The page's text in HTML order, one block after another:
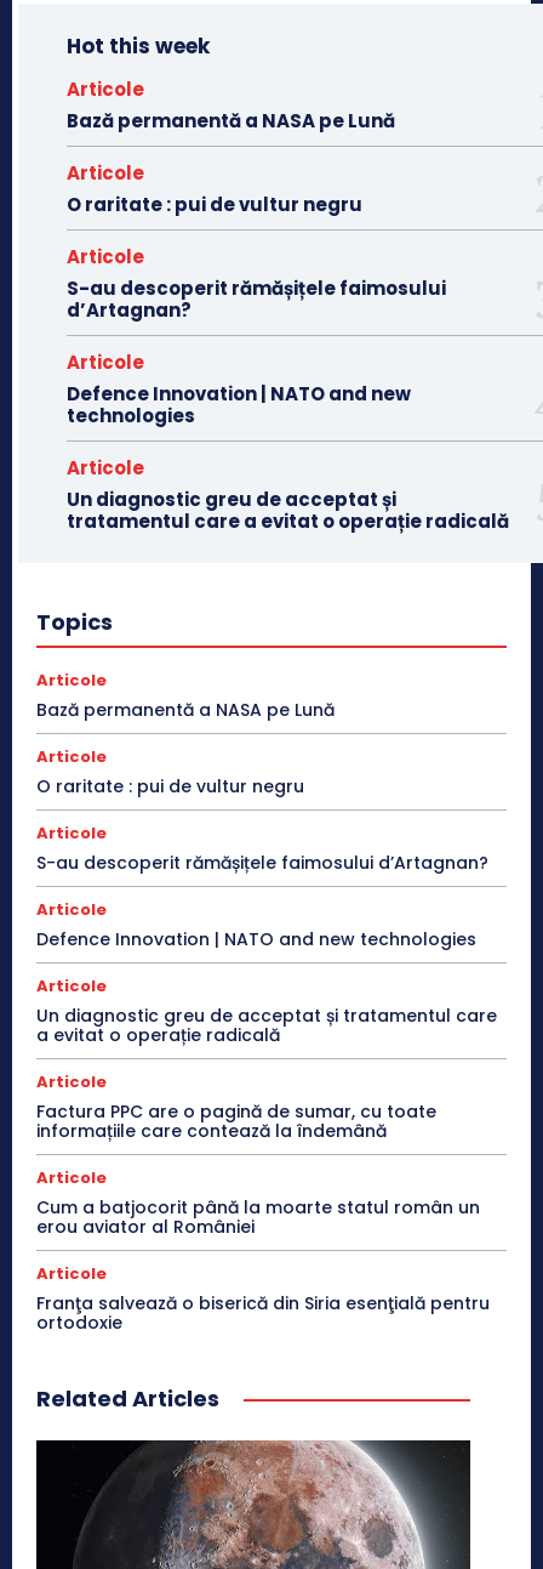
Hot this week
Articole
Bază permanentă a NASA pe Lună
Articole
O raritate : pui de vultur negru
Articole
S-au descoperit rămășițele faimosului
d’Artagnan?
Articole
Defence Innovation | NATO and new
technologies
Articole
Un diagnostic greu de acceptat și
tratamentul care a evitat o operație radicală
Topics
Articole
Bază permanentă a NASA pe Lună
Articole
O raritate : pui de vultur negru
Articole
S-au descoperit rămășițele faimosului d’Artagnan?
Articole
Defence Innovation | NATO and new technologies
Articole
Un diagnostic greu de acceptat și tratamentul care
a evitat o operație radicală
Articole
Factura PPC are o pagină de sumar, cu toate
informațiile care contează la îndemână
Articole
Cum a batjocorit până la moarte statul român un
erou aviator al României
Articole
Franţa salvează o biserică din Siria esenţială pentru
ortodoxie
Related Articles